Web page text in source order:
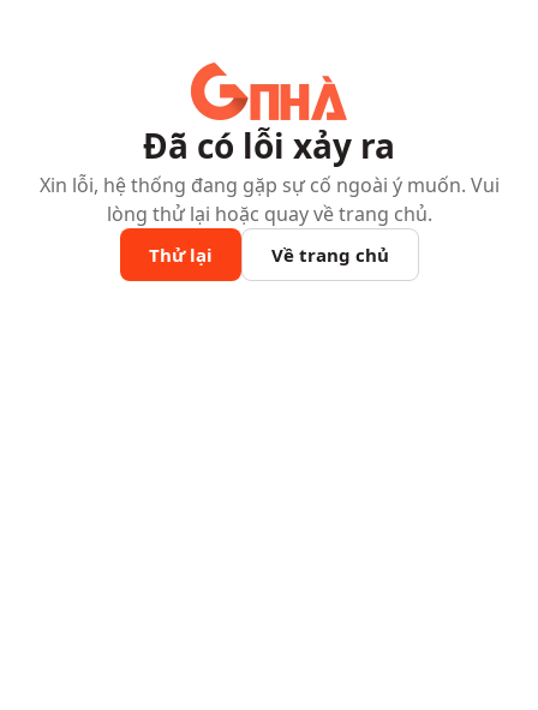
Đã có lỗi xảy ra
Xin lỗi, hệ thống đang gặp sự cố ngoài ý muốn. Vui
lòng thử lại hoặc quay về trang chủ.
Thử lại Về trang chủ